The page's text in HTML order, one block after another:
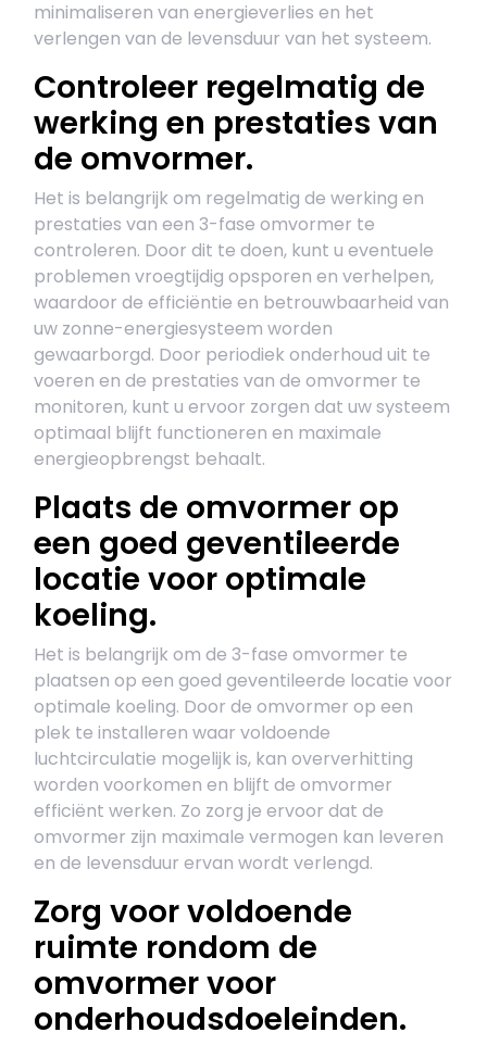
minimaliseren van energieverlies en het
verlengen van de levensduur van het systeem.
Controleer regelmatig de
werking en prestaties van
de omvormer.
Het is belangrijk om regelmatig de werking en
prestaties van een 3-fase omvormer te
controleren. Door dit te doen, kunt u eventuele
problemen vroegtijdig opsporen en verhelpen,
waardoor de efficiëntie en betrouwbaarheid van
uw zonne-energiesysteem worden
gewaarborgd. Door periodiek onderhoud uit te
voeren en de prestaties van de omvormer te
monitoren, kunt u ervoor zorgen dat uw systeem
optimaal blijft functioneren en maximale
energieopbrengst behaalt.
Plaats de omvormer op
een goed geventileerde
locatie voor optimale
koeling.
Het is belangrijk om de 3-fase omvormer te
plaatsen op een goed geventileerde locatie voor
optimale koeling. Door de omvormer op een
plek te installeren waar voldoende
luchtcirculatie mogelijk is, kan oververhitting
worden voorkomen en blijft de omvormer
efficiënt werken. Zo zorg je ervoor dat de
omvormer zijn maximale vermogen kan leveren
en de levensduur ervan wordt verlengd.
Zorg voor voldoende
ruimte rondom de
omvormer voor
onderhoudsdoeleinden.